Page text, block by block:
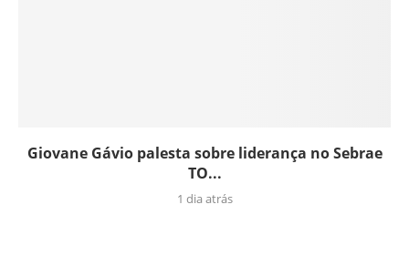
Giovane Gávio palesta sobre liderança no Sebrae
TO...
1 dia atrás